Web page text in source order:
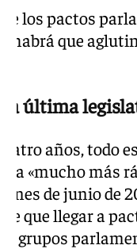
de los pactos
habrá que
la última
años, todo
«mucho más
de junio de
que llegar a
grupos